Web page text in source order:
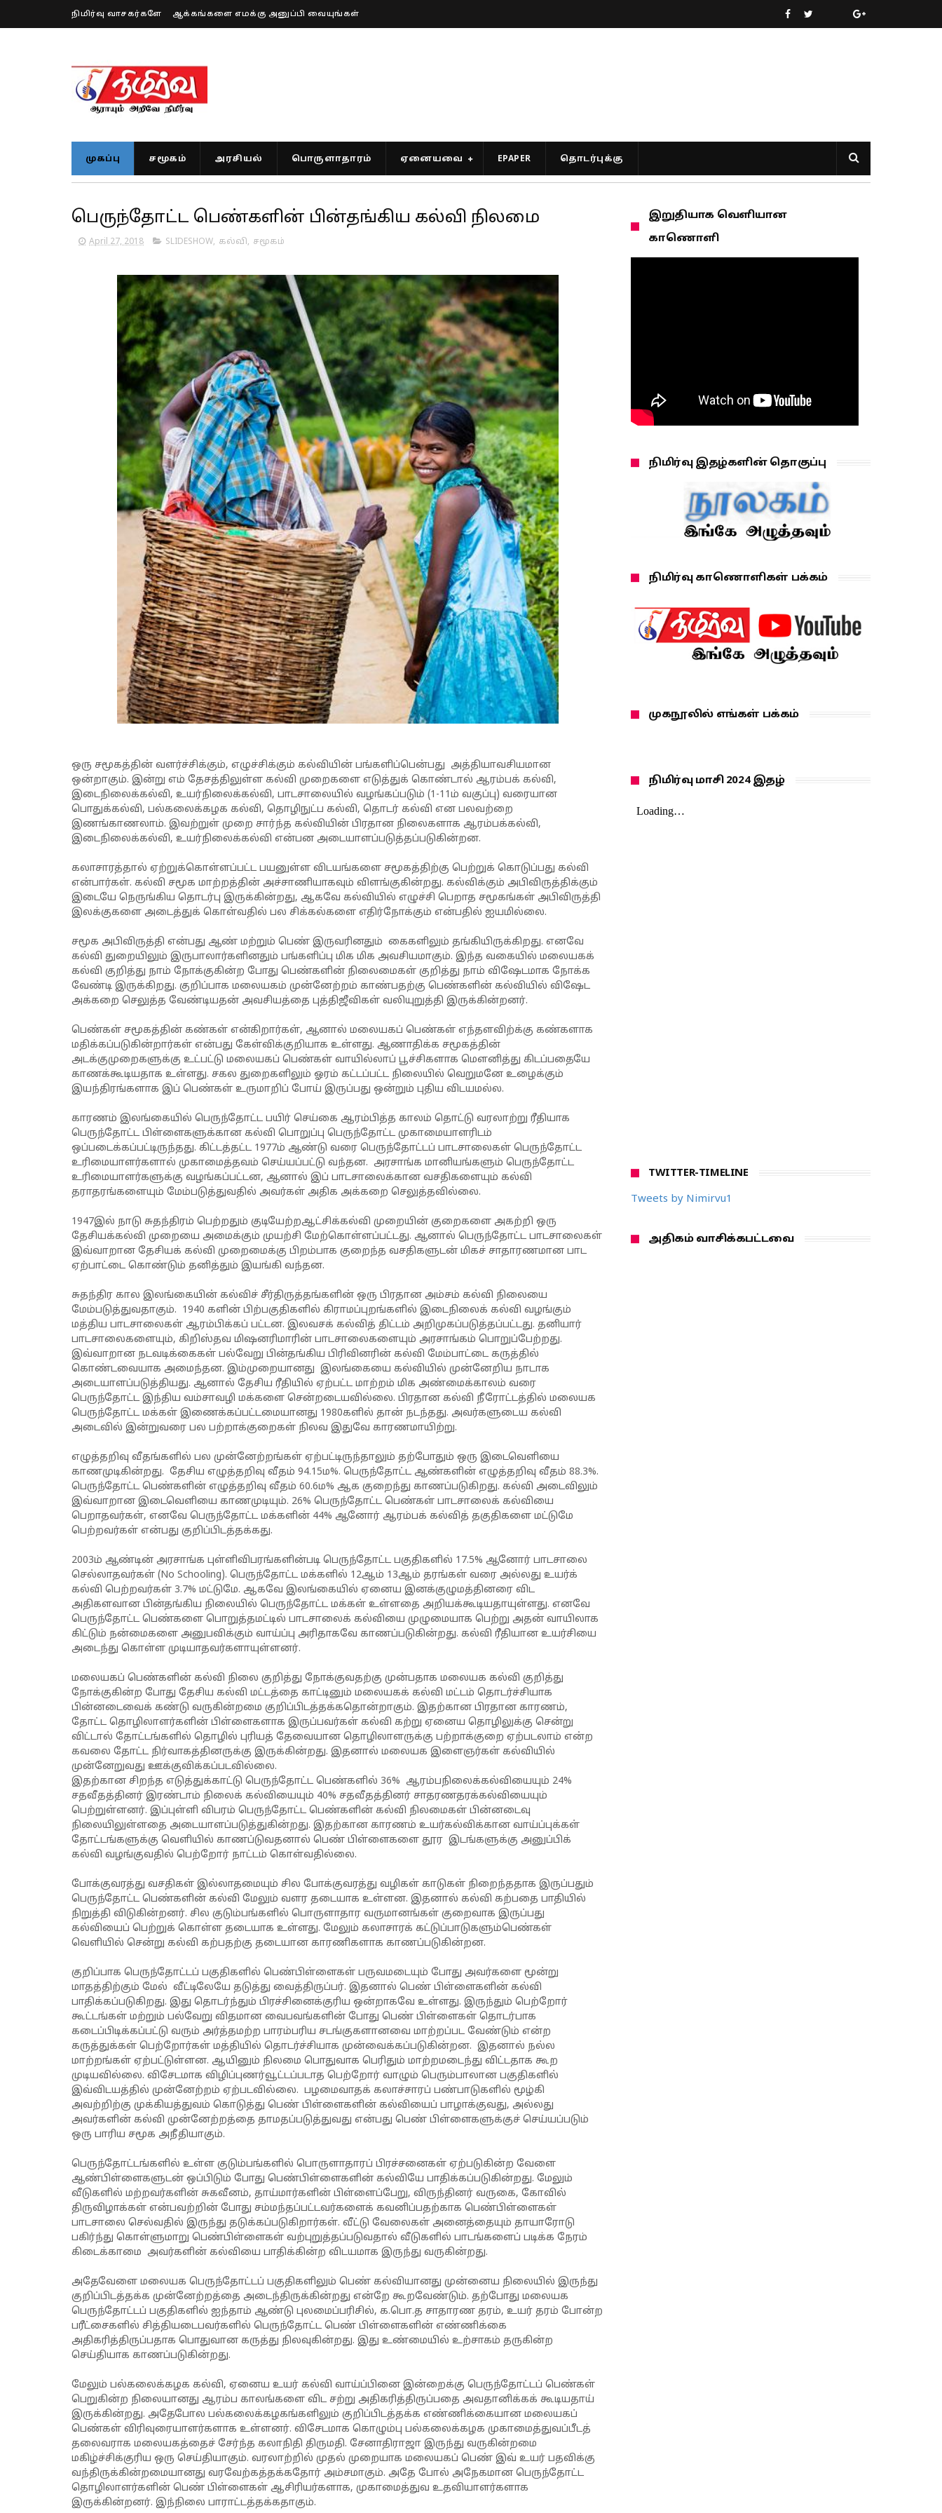
நிமிர்வு வாசகர்களே ஆக்கங்களை எமக்கு அனுப்பி வையுங்கள்
முகப்பு சமூகம் அரசியல் பொருளாதாரம் ஏனையவை EPAPER தொடர்புக்கு
பெருந்தோட்ட பெண்களின் பின்தங்கிய கல்வி நிலமை
April 27, 2018 SLIDESHOW, கல்வி, சமூகம்
ஒரு சமூகத்தின் வளர்ச்சிக்கும், எழுச்சிக்கும் கல்வியின் பங்களிப்பென்பது அத்தியாவசியமான
ஒன்றாகும். இன்று எம் தேசத்திலுள்ள கல்வி முறைகளை எடுத்துக் கொண்டால் ஆரம்பக் கல்வி,
இடைநிலைக்கல்வி, உயர்நிலைக்கல்வி, பாடசாலையில் வழங்கப்படும் (1-11ம் வகுப்பு) வரையான
பொதுக்கல்வி, பல்கலைக்கழக கல்வி, தொழிநுட்ப கல்வி, தொடர் கல்வி என பலவற்றை
இணங்காணலாம். இவற்றுள் முறை சார்ந்த கல்வியின் பிரதான நிலைகளாக ஆரம்பக்கல்வி,
இடைநிலைக்கல்வி, உயர்நிலைக்கல்வி என்பன அடையாளப்படுத்தப்படுகின்றன.
கலாசாரத்தால் ஏற்றுக்கொள்ளப்பட்ட பயனுள்ள விடயங்களை சமூகத்திற்கு பெற்றுக் கொடுப்பது கல்வி
என்பார்கள். கல்வி சமூக மாற்றத்தின் அச்சாணியாகவும் விளங்குகின்றது. கல்விக்கும் அபிவிருத்திக்கும்
இடையே நெருங்கிய தொடர்பு இருக்கின்றது, ஆகவே கல்வியில் எழுச்சி பெறாத சமூகங்கள் அபிவிருத்தி
இலக்குகளை அடைத்துக் கொள்வதில் பல சிக்கல்களை எதிர்நோக்கும் என்பதில் ஐயமில்லை.
சமூக அபிவிருத்தி என்பது ஆண் மற்றும் பெண் இருவரினதும் கைகளிலும் தங்கியிருக்கிறது. எனவே
கல்வி துறையிலும் இருபாலார்களினதும் பங்களிப்பு மிக மிக அவசியமாகும். இந்த வகையில் மலையகக்
கல்வி குறித்து நாம் நோக்குகின்ற போது பெண்களின் நிலைமைகள் குறித்து நாம் விஷேடமாக நோக்க
வேண்டி இருக்கிறது. குறிப்பாக மலையகம் முன்னேற்றம் காண்பதற்கு பெண்களின் கல்வியில் விஷேட
அக்கறை செலுத்த வேண்டியதன் அவசியத்தை புத்திஜீவிகள் வலியுறுத்தி இருக்கின்றனர்.
பெண்கள் சமூகத்தின் கண்கள் என்கிறார்கள், ஆனால் மலையகப் பெண்கள் எந்தளவிற்க்கு கண்களாக
மதிக்கப்படுகின்றார்கள் என்பது கேள்விக்குறியாக உள்ளது. ஆணாதிக்க சமூகத்தின்
அடக்குமுறைகளுக்கு உட்பட்டு மலையகப் பெண்கள் வாயில்லாப் பூச்சிகளாக மௌனித்து கிடப்பதையே
காணக்கூடியதாக உள்ளது. சகல துறைகளிலும் ஓரம் கட்டப்பட்ட நிலையில் வெறுமனே உழைக்கும்
இயந்திரங்களாக இப் பெண்கள் உருமாறிப் போய் இருப்பது ஒன்றும் புதிய விடயமல்ல.
காரணம் இலங்கையில் பெருந்தோட்ட பயிர் செய்கை ஆரம்பித்த காலம் தொட்டு வரலாற்று ரீதியாக
பெருந்தோட்ட பிள்ளைகளுக்கான கல்வி பொறுப்பு பெருந்தோட்ட முகாமையாளரிடம்
ஒப்படைக்கப்பட்டிருந்தது. கிட்டத்தட்ட 1977ம் ஆண்டு வரை பெருந்தோட்டப் பாடசாலைகள் பெருந்தோட்ட
உரிமையாளர்களால் முகாமைத்தவம் செய்யப்பட்டு வந்தன. அரசாங்க மானியங்களும் பெருந்தோட்ட
உரிமையாளர்களுக்கு வழங்கப்பட்டன, ஆனால் இப் பாடசாலைக்கான வசதிகளையும் கல்வி
தராதரங்களையும் மேம்படுத்துவதில் அவர்கள் அதிக அக்கறை செலுத்தவில்லை.
1947இல் நாடு சுதந்திரம் பெற்றதும் குடியேற்றஆட்சிக்கல்வி முறையின் குறைகளை அகற்றி ஒரு
தேசியக்கல்வி முறையை அமைக்கும் முயற்சி மேற்கொள்ளப்பட்டது. ஆனால் பெருந்தோட்ட பாடசாலைகள்
இவ்வாறான தேசியக் கல்வி முறைமைக்கு பிறம்பாக குறைந்த வசதிகளுடன் மிகச் சாதாரணமான பாட
ஏற்பாட்டை கொண்டும் தனித்தும் இயங்கி வந்தன.
சுதந்திர கால இலங்கையின் கல்விச் சீர்திருத்தங்களின் ஒரு பிரதான அம்சம் கல்வி நிலையை
மேம்படுத்துவதாகும். 1940 களின் பிற்பகுதிகளில் கிராமப்புறங்களில் இடைநிலைக் கல்வி வழங்கும்
மத்திய பாடசாலைகள் ஆரம்பிக்கப் பட்டன. இலவசக் கல்வித் திட்டம் அறிமுகப்படுத்தப்பட்டது. தனியார்
பாடசாலைகளையும், கிறிஸ்தவ மிஷனரிமாரின் பாடசாலைகளையும் அரசாங்கம் பொறுப்பேற்றது.
இவ்வாறான நடவடிக்கைகள் பல்வேறு பின்தங்கிய பிரிவினரின் கல்வி மேம்பாட்டை கருத்தில்
கொண்டவையாக அமைந்தன. இம்முறையானது இலங்கையை கல்வியில் முன்னேறிய நாடாக
அடையாளப்படுத்தியது. ஆனால் தேசிய ரீதியில் ஏற்பட்ட மாற்றம் மிக அண்மைக்காலம் வரை
பெருந்தோட்ட இந்திய வம்சாவழி மக்களை சென்றடையவில்லை. பிரதான கல்வி நீரோட்டத்தில் மலையக
பெருந்தோட்ட மக்கள் இணைக்கப்பட்டமையானது 1980களில் தான் நடந்தது. அவர்களுடைய கல்வி
அடைவில் இன்றுவரை பல பற்றாக்குறைகள் நிலவ இதுவே காரணமாயிற்று.
எழுத்தறிவு வீதங்களில் பல முன்னேற்றங்கள் ஏற்பட்டிருந்தாலும் தற்போதும் ஒரு இடைவெளியை
காணமுடிகின்றது. தேசிய எழுத்தறிவு வீதம் 94.15ம%. பெருந்தோட்ட ஆண்களின் எழுத்தறிவு வீதம் 88.3%.
பெருந்தோட்ட பெண்களின் எழுத்தறிவு வீதம் 60.6ம% ஆக குறைந்து காணப்படுகிறது. கல்வி அடைவிலும்
இவ்வாறான இடைவெளியை காணமுடியும். 26% பெருந்தோட்ட பெண்கள் பாடசாலைக் கல்வியை
பெறாதவர்கள், எனவே பெருந்தோட்ட மக்களின் 44% ஆனோர் ஆரம்பக் கல்வித் தகுதிகளை மட்டுமே
பெற்றவர்கள் என்பது குறிப்பிடத்தக்கது.
2003ம் ஆண்டின் அரசாங்க புள்ளிவிபரங்களின்படி பெருந்தோட்ட பகுதிகளில் 17.5% ஆனோர் பாடசாலை
செல்லாதவர்கள் (No Schooling). பெருந்தோட்ட மக்களில் 12ஆம் 13ஆம் தரங்கள் வரை அல்லது உயர்க்
கல்வி பெற்றவர்கள் 3.7% மட்டுமே. ஆகவே இலங்கையில் ஏனைய இனக்குழுமத்தினரை விட
அதிகளவான பின்தங்கிய நிலையில் பெருந்தோட்ட மக்கள் உள்ளதை அறியக்கூடியதாயுள்ளது. எனவே
பெருந்தோட்ட பெண்களை பொறுத்தமட்டில் பாடசாலைக் கல்வியை முழுமையாக பெற்று அதன் வாயிலாக
கிட்டும் நன்மைகளை அனுபவிக்கும் வாய்ப்பு அரிதாகவே காணப்படுகின்றது. கல்வி ரீதியான உயர்சியை
அடைந்து கொள்ள முடியாதவர்களாயுள்ளனர்.
மலையகப் பெண்களின் கல்வி நிலை குறித்து நோக்குவதற்கு முன்பதாக மலையக கல்வி குறித்து
நோக்குகின்ற போது தேசிய கல்வி மட்டத்தை காட்டினும் மலையகக் கல்வி மட்டம் தொடர்ச்சியாக
பின்னடைவைக் கண்டு வருகின்றமை குறிப்பிடத்தக்கதொன்றாகும். இதற்கான பிரதான காரணம்,
தோட்ட தொழிலாளர்களின் பிள்ளைகளாக இருப்பவர்கள் கல்வி கற்று ஏனைய தொழிலுக்கு சென்று
விட்டால் தோட்டங்களில் தொழில் புரியத் தேவையான தொழிலாளருக்கு பற்றாக்குறை ஏற்படலாம் என்ற
கவலை தோட்ட நிர்வாகத்தினருக்கு இருக்கின்றது. இதனால் மலையக இளைஞர்கள் கல்வியில்
முன்னேறுவது ஊக்குவிக்கப்படவில்லை.
இதற்கான சிறந்த எடுத்துக்காட்டு பெருந்தோட்ட பெண்களில் 36% ஆரம்பநிலைக்கல்வியையும் 24%
சதவீதத்தினர் இரண்டாம் நிலைக் கல்வியையும் 40% சதவீதத்தினர் சாதரணதரக்கல்வியையும்
பெற்றுள்ளனர். இப்புள்ளி விபரம் பெருந்தோட்ட பெண்களின் கல்வி நிலமைகள் பின்னடைவு
நிலையிலுள்ளதை அடையாளப்படுத்துகின்றது. இதற்கான காரணம் உயர்கல்விக்கான வாய்ப்புக்கள்
தோட்டங்களுக்கு வெளியில் காணப்டுவதனால் பெண் பிள்ளைகளை தூர இடங்களுக்கு அனுப்பிக்
கல்வி வழங்குவதில் பெற்றோர் நாட்டம் கொள்வதில்லை.
போக்குவரத்து வசதிகள் இல்லாதமையும் சில போக்குவரத்து வழிகள் காடுகள் நிறைந்ததாக இருப்பதும்
பெருந்தோட்ட பெண்களின் கல்வி மேலும் வளர தடையாக உள்ளன. இதனால் கல்வி கற்பதை பாதியில்
நிறுத்தி விடுகின்றனர். சில குடும்பங்களில் பொருளாதார வருமானங்கள் குறைவாக இருப்பது
கல்வியைப் பெற்றுக் கொள்ள தடையாக உள்ளது. மேலும் கலாசாரக் கட்டுப்பாடுகளும்பெண்கள்
வெளியில் சென்று கல்வி கற்பதற்கு தடையான காரணிகளாக காணப்படுகின்றன.
குறிப்பாக பெருந்தோட்டப் பகுதிகளில் பெண்பிள்ளைகள் பருவமடையும் போது அவர்களை மூன்று
மாதத்திற்கும் மேல் வீட்டிலேயே தடுத்து வைத்திருப்பர். இதனால் பெண் பிள்ளைகளின் கல்வி
பாதிக்கப்படுகிறது. இது தொடர்ந்தும் பிரச்சினைக்குரிய ஒன்றாகவே உள்ளது. இருந்தும் பெற்றோர்
கூட்டங்கள் மற்றும் பல்வேறு விதமான வைபவங்களின் போது பெண் பிள்ளைகள் தொடர்பாக
கடைப்பிடிக்கப்பட்டு வரும் அர்த்தமற்ற பாரம்பரிய சடங்குகளானவை மாற்றப்பட வேண்டும் என்ற
கருத்துக்கள் பெற்றோர்கள் மத்தியில் தொடர்ச்சியாக முன்வைக்கப்படுகின்றன. இதனால் நல்ல
மாற்றங்கள் ஏற்பட்டுள்ளன. ஆயினும் நிலமை பொதுவாக பெரிதும் மாற்றமடைந்து விட்டதாக கூற
முடியவில்லை. விசேடமாக விழிப்புணர்வூட்டப்படாத பெற்றோர் வாழும் பெரும்பாலான பகுதிகளில்
இவ்விடயத்தில் முன்னேற்றம் ஏற்படவில்லை. பழமைவாதக் கலாச்சாரப் பண்பாடுகளில் மூழ்கி
அவற்றிற்கு முக்கியத்துவம் கொடுத்து பெண் பிள்ளைகளின் கல்வியைப் பாழாக்குவது, அல்லது
அவர்களின் கல்வி முன்னேற்றத்தை தாமதப்படுத்துவது என்பது பெண் பிள்ளைகளுக்குச் செய்யப்படும்
ஒரு பாரிய சமூக அநீதியாகும்.
பெருந்தோட்டங்களில் உள்ள குடும்பங்களில் பொருளாதாரப் பிரச்சனைகள் ஏற்படுகின்ற வேளை
ஆண்பிள்ளைகளுடன் ஒப்பிடும் போது பெண்பிள்ளைகளின் கல்வியே பாதிக்கப்படுகின்றது. மேலும்
வீடுகளில் மற்றவர்களின் சுகவீனம், தாய்மார்களின் பிள்ளைப்பேறு, விருந்தினர் வருகை, கோவில்
திருவிழாக்கள் என்பவற்றின் போது சம்மந்தப்பட்டவர்களைக் கவனிப்பதற்காக பெண்பிள்ளைகள்
பாடசாலை செல்வதில் இருந்து தடுக்கப்படுகிறார்கள். வீட்டு வேலைகள் அனைத்தையும் தாயாரோடு
பகிர்ந்து கொள்ளுமாறு பெண்பிள்ளைகள் வற்புறுத்தப்படுவதால் வீடுகளில் பாடங்களைப் படிக்க நேரம்
கிடைக்காமை அவர்களின் கல்வியை பாதிக்கின்ற விடயமாக இருந்து வருகின்றது.
அதேவேளை மலையக பெருந்தோட்டப் பகுதிகளிலும் பெண் கல்வியானது முன்னைய நிலையில் இருந்து
குறிப்பிடத்தக்க முன்னேற்றத்தை அடைந்திருக்கின்றது என்றே கூறவேண்டும். தற்போது மலையக
பெருந்தோட்டப் பகுதிகளில் ஐந்தாம் ஆண்டு புலமைப்பரிசில், க.பொ.த சாதாரண தரம், உயர் தரம் போன்ற
பரீட்சைகளில் சித்தியடைபவர்களில் பெருந்தோட்ட பெண் பிள்ளைகளின் எண்ணிக்கை
அதிகரித்திருப்பதாக பொதுவான கருத்து நிலவுகின்றது. இது உண்மையில் உற்சாகம் தருகின்ற
செய்தியாக காணப்படுகின்றது.
மேலும் பல்கலைக்கழக கல்வி, ஏனைய உயர் கல்வி வாய்ப்பினை இன்றைக்கு பெருந்தோட்டப் பெண்கள்
பெறுகின்ற நிலையானது ஆரம்ப காலங்களை விட சற்று அதிகரித்திருப்பதை அவதானிக்கக் கூடியதாய்
இருக்கின்றது. அதேபோல பல்கலைக்கழகங்களிலும் குறிப்பிடத்தக்க எண்ணிக்கையான மலையகப்
பெண்கள் விரிவுரையாளர்களாக உள்ளனர். விசேடமாக கொழும்பு பல்கலைக்கழக முகாமைத்துவப்பீடத்
தலைவராக மலையகத்தைச் சேர்ந்த கலாநிதி திருமதி. சேனாதிராஜா இருந்து வருகின்றமை
மகிழ்ச்சிக்குரிய ஒரு செய்தியாகும். வரலாற்றில் முதல் முறையாக மலையகப் பெண் இவ் உயர் பதவிக்கு
வந்திருக்கின்றமையானது வரவேற்கத்தக்கதோர் அம்சமாகும். அதே போல் அநேகமான பெருந்தோட்ட
தொழிலாளர்களின் பெண் பிள்ளைகள் ஆசிரியர்களாக, முகாமைத்துவ உதவியாளர்களாக
இருக்கின்றனர். இந்நிலை பாராட்டத்தக்கதாகும்.
இறுதியாக வெளியான
காணொளி
நிமிர்வு இதழ்களின் தொகுப்பு
நிமிர்வு காணொளிகள் பக்கம்
முகநூலில் எங்கள் பக்கம்
நிமிர்வு மாசி 2024 இதழ்
TWITTER-TIMELINE
Tweets by Nimirvu1
அதிகம் வாசிக்கபட்டவை